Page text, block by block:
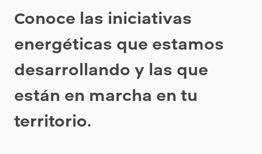
Conoce las iniciativas
energéticas que estamos
desarrollando y las que
están en marcha en tu
territorio.